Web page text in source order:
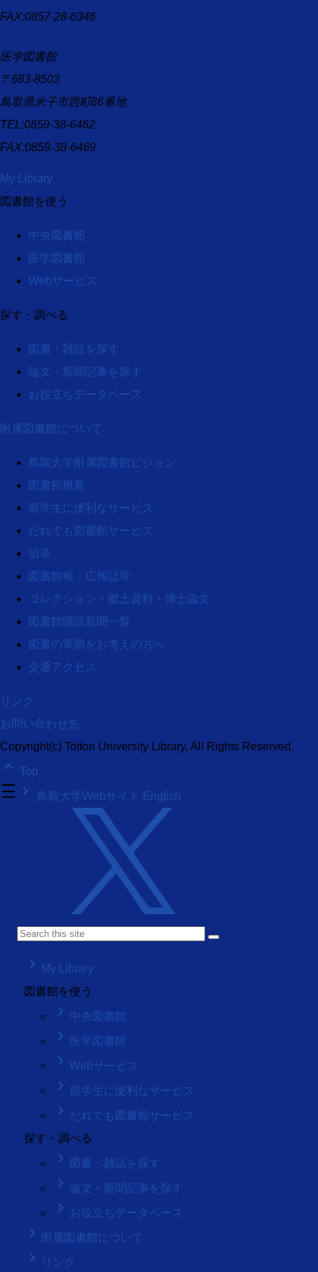
FAX:0857-28-6346
医学図書館
〒683-8503
鳥取県米子市西町86番地
TEL:0859-38-6462
FAX:0859-38-6469
My Library
図書館を使う
中央図書館
医学図書館
Webサービス
探す・調べる
図書・雑誌を探す
論文・新聞記事を探す
お役立ちデータベース
附属図書館について
鳥取大学附属図書館ビジョン
図書館概要
留学生に便利なサービス
だれでも図書館サービス
沿革
図書館報・広報誌等
コレクション・郷土資料・博士論文
図書館購読新聞一覧
図書の寄贈をお考えの方へ
交通アクセス
リンク
お問い合わせ先
Copyright(c) Tottori University Library, All Rights Reserved.
keyboard_arrow_up Top
density_medium keyboard_arrow_right 鳥取大学Webサイト English
keyboard_arrow_right
My Library
図書館を使う
keyboard_arrow_right 中央図書館
keyboard_arrow_right 医学図書館
keyboard_arrow_right Webサービス
keyboard_arrow_right 留学生に便利なサービス
keyboard_arrow_right だれでも図書館サービス
探す・調べる
keyboard_arrow_right 図書・雑誌を探す
keyboard_arrow_right 論文・新聞記事を探す
keyboard_arrow_right お役立ちデータベース
keyboard_arrow_right 附属図書館について
keyboard_arrow_right リンク